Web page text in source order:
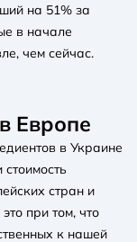
на 51% за
в начале
чем сейчас.
Европе
в Украине
стран и
при том, что
к нашей